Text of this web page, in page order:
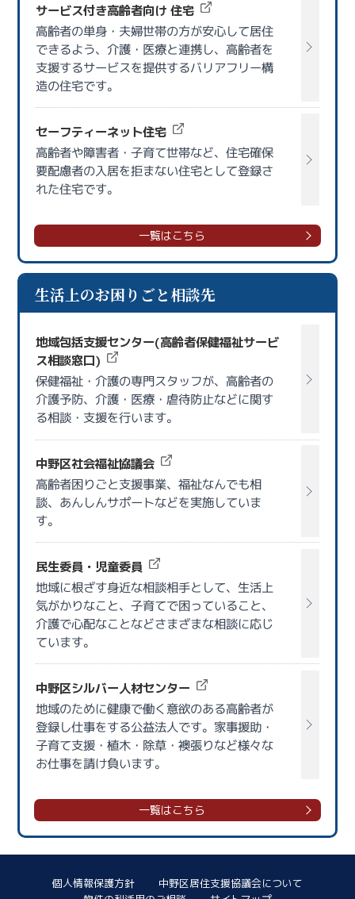
サービス付き高齢者向け 住宅
高齢者の単身・夫婦世帯の方が安心して居住
できるよう、介護・医療と連携し、高齢者を
支援するサービスを提供するバリアフリー構
造の住宅です。
セーフティーネット住宅
高齢者や障害者・子育て世帯など、住宅確保
要配慮者の入居を拒まない住宅として登録さ
れた住宅です。
一覧はこちら
生活上のお困りごと相談先
地域包括支援センター(高齢者保健福祉サービ
ス相談窓口)
保健福祉・介護の専門スタッフが、高齢者の
介護予防、介護・医療・虐待防止などに関す
る相談・支援を行います。
中野区社会福祉協議会
高齢者困りごと支援事業、福祉なんでも相
談、あんしんサポートなどを実施していま
す。
民生委員・児童委員
地域に根ざす身近な相談相手として、生活上
気がかりなこと、子育てで困っていること、
介護で心配なことなどさまざまな相談に応じ
ています。
中野区シルバー人材センター
地域のために健康で働く意欲のある高齢者が
登録し仕事をする公益法人です。家事援助・
子育て支援・植木・除草・襖張りなど様々な
お仕事を請け負います。
一覧はこちら
個人情報保護方針
中野区居住支援協議会について